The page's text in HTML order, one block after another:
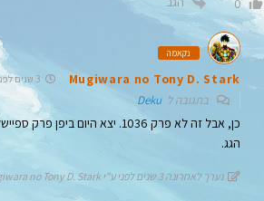
נקאמה
Mugiwara no Tony D. Stark 3 שנים לפני
בתגובה לDeku
כן, אבל זה לא פרק 1036. יצא היום
הגג.
נערך לאחרונה 3 שנים לפני ע"י Mugiwara no Tony D. Stark